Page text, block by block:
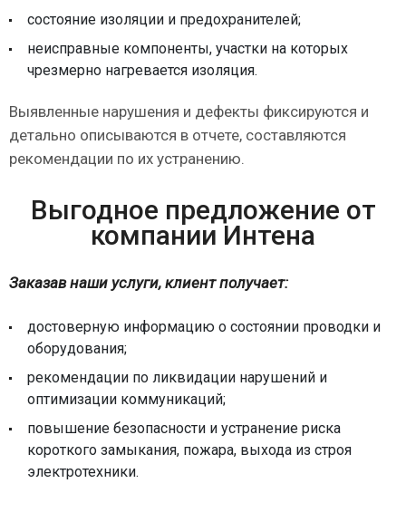
состояние изоляции и предохранителей;
неисправные компоненты, участки на которых
чрезмерно нагревается изоляция.
Выявленные нарушения и дефекты фиксируются и
детально описываются в отчете, составляются
рекомендации по их устранению.
Выгодное предложение от
компании Интена
Заказав наши услуги, клиент получает:
достоверную информацию о состоянии проводки и
оборудования;
рекомендации по ликвидации нарушений и
оптимизации коммуникаций;
повышение безопасности и устранение риска
короткого замыкания, пожара, выхода из строя
электротехники.